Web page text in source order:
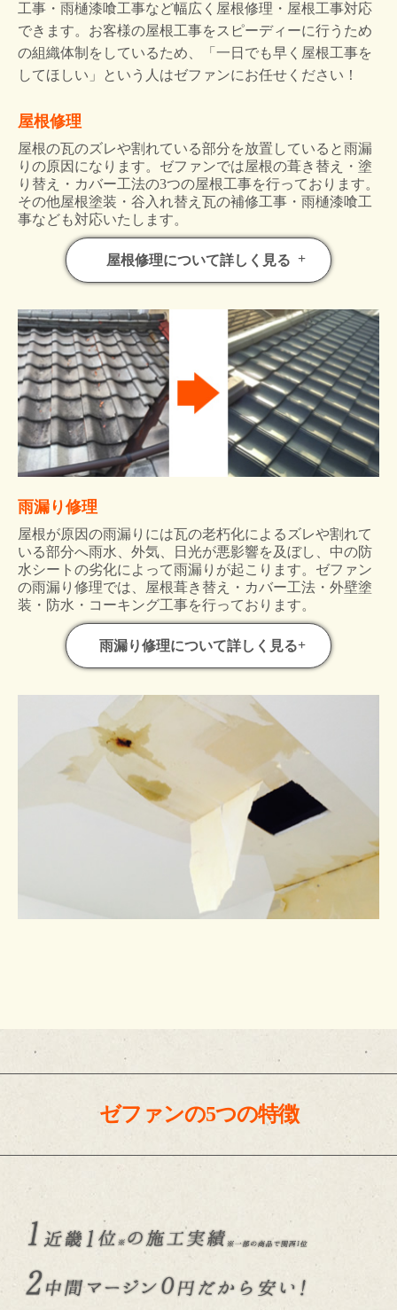
工事・雨樋漆喰工事など幅広く屋根修理・屋根工事対応
できます。お客様の屋根工事をスピーディーに行うため
の組織体制をしているため、「一日でも早く屋根工事を
してほしい」という人はゼファンにお任せください！
屋根修理
屋根の瓦のズレや割れている部分を放置していると雨漏
りの原因になります。ゼファンでは屋根の葺き替え・塗
り替え・カバー工法の3つの屋根工事を行っております。
その他屋根塗装・谷入れ替え瓦の補修工事・雨樋漆喰工
事なども対応いたします。
屋根修理について詳しく見る
雨漏り修理
屋根が原因の雨漏りには瓦の老朽化によるズレや割れて
いる部分へ雨水、外気、日光が悪影響を及ぼし、中の防
水シートの劣化によって雨漏りが起こります。ゼファン
の雨漏り修理では、屋根葺き替え・カバー工法・外壁塗
装・防水・コーキング工事を行っております。
雨漏り修理について詳しく見る
ゼファンの5つの特徴